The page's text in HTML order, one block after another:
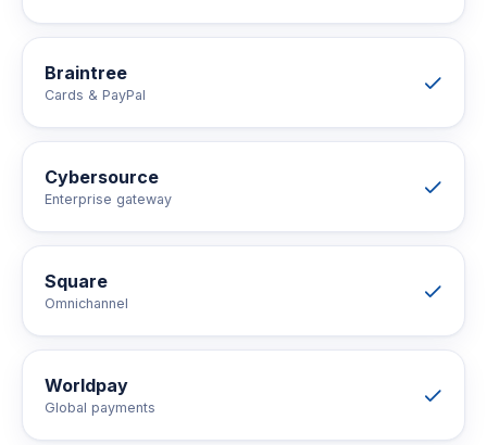
Braintree
Cards & PayPal
Cybersource
Enterprise gateway
Square
Omnichannel
Worldpay
Global payments